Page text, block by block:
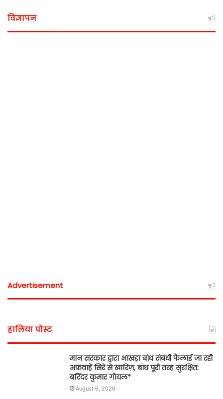
विज्ञापन
Advertisement
हालिया पोस्ट
मान सरकार द्वारा भाखड़ा बांध संबंधी फैलाई जा रही
अफ़वाहें सिरे से खारिज़, बांध पूरी तरह सुरक्षित:
बरिंदर कुमार गोयल*
August 6, 2026